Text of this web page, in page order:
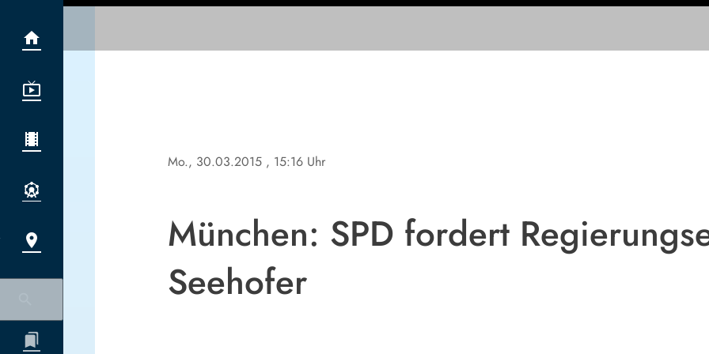
Mo., 30.03.2015 , 15:16 Uhr
München: SPD fordert
Seehofer